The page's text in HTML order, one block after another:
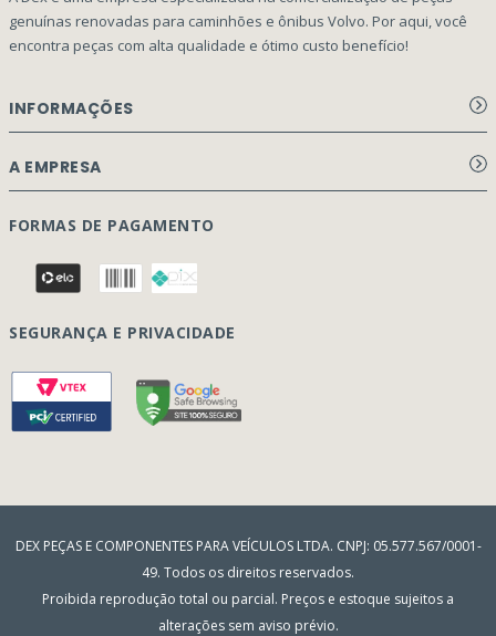
genuínas renovadas para caminhões e ônibus Volvo. Por aqui, você
encontra peças com alta qualidade e ótimo custo benefício!
INFORMAÇÕES
Aviso de privacidade Dex Peças
Perguntas Frequentes
Formulário Garantia/Devolução
Rastreamento de pedidos
Vendas: (41) 3317-7470
A EMPRESA
Página Principal
Quem Somos
Contato
Blog
FORMAS DE PAGAMENTO
SEGURANÇA E PRIVACIDADE
DEX PEÇAS E COMPONENTES PARA VEÍCULOS LTDA. CNPJ: 05.577.567/0001-
49. Todos os direitos reservados.
Proibida reprodução total ou parcial. Preços e estoque sujeitos a
alterações sem aviso prévio.